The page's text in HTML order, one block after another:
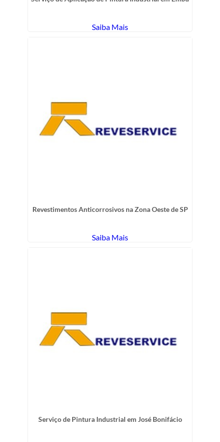
Saiba Mais
Revestimentos Anticorrosivos na Zona Oeste de SP
Saiba Mais
Serviço de Pintura Industrial em José Bonifácio